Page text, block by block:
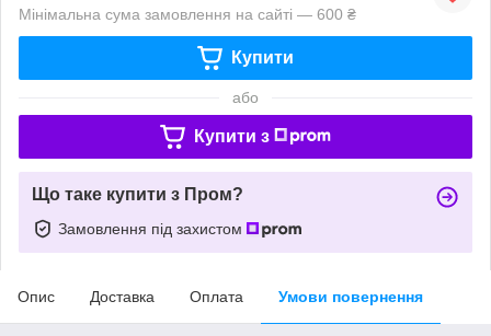
Мінімальна сума замовлення на сайті — 600 ₴
Купити
або
Купити з
Що таке купити з Пром?
Замовлення під захистом
Опис Доставка Оплата Умови повернення